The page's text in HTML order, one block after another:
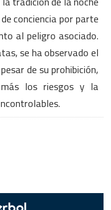
conciencia por parte
al peligro asociado.
se ha observado el
de su prohibición,
los riesgos y la